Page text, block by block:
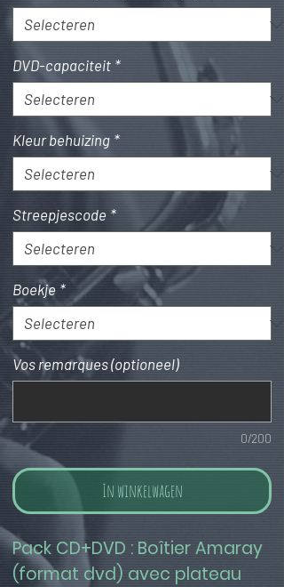
DVD-capaciteit *
Kleur behuizing *
Streepjescode *
Boekje *
Vos remarques (optioneel)
0/200
In winkelwagen
Pack CD+DVD : Boîtier Amaray
(format dvd) avec plateau